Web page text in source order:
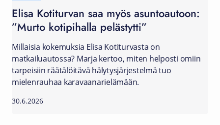
Elisa Kotiturvan saa myös asuntoautoon:
”Murto kotipihalla pelästytti”
Millaisia kokemuksia Elisa Kotiturvasta on
matkailuautossa? Marja kertoo, miten helposti omiin
tarpeisiin räätälöitävä hälytysjärjestelmä tuo
mielenrauhaa karavaanarielämään.
30.6.2026